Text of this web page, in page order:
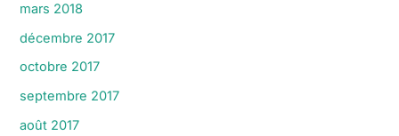
mars 2018
décembre 2017
octobre 2017
septembre 2017
août 2017